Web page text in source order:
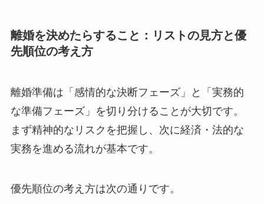
離婚を決めたらすること：リストの見方と優
先順位の考え方
離婚準備は「感情的な決断フェーズ」と「実務的
な準備フェーズ」を切り分けることが大切です。
まず精神的なリスクを把握し、次に経済・法的な
実務を進める流れが基本です。
優先順位の考え方は次の通りです。